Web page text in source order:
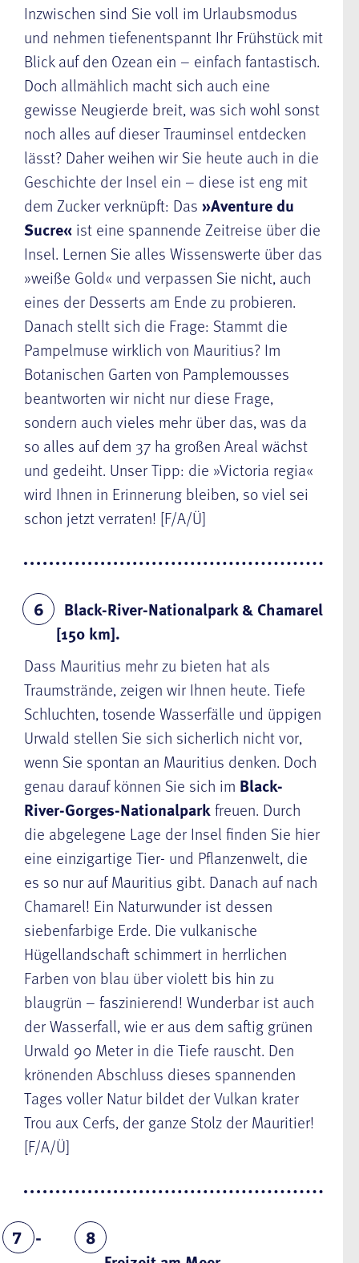
Inzwischen sind Sie voll im Urlaubsmodus
und nehmen tiefenentspannt Ihr Frühstück mit
Blick auf den Ozean ein – einfach fantastisch.
Doch allmählich macht sich auch eine
gewisse Neugierde breit, was sich wohl sonst
noch alles auf dieser Trauminsel entdecken
lässt? Daher weihen wir Sie heute auch in die
Geschichte der Insel ein – diese ist eng mit
dem Zucker verknüpft: Das »Aventure du
Sucre« ist eine spannende Zeitreise über die
Insel. Lernen Sie alles Wissenswerte über das
»weiße Gold« und verpassen Sie nicht, auch
eines der Desserts am Ende zu probieren.
Danach stellt sich die Frage: Stammt die
Pampelmuse wirklich von Mauritius? Im
Botanischen Garten von Pamplemousses
beantworten wir nicht nur diese Frage,
sondern auch vieles mehr über das, was da
so alles auf dem 37 ha großen Areal wächst
und gedeiht. Unser Tipp: die »Victoria regia«
wird Ihnen in Erinnerung bleiben, so viel sei
schon jetzt verraten! [F/A/Ü]
6
Black-River-Nationalpark & Chamarel
[150 km].
Dass Mauritius mehr zu bieten hat als
Traumstrände, zeigen wir Ihnen heute. Tiefe
Schluchten, tosende Wasserfälle und üppigen
Urwald stellen Sie sich sicherlich nicht vor,
wenn Sie spontan an Mauritius denken. Doch
genau darauf können Sie sich im Black-
River-Gorges-Nationalparkfreuen. Durch
die abgelegene Lage der Insel finden Sie hier
eine einzigartige Tier- und Pflanzenwelt, die
es so nur auf Mauritius gibt. Danach auf nach
Chamarel! Ein Naturwunder ist dessen
siebenfarbige Erde. Die vulkanische
Hügellandschaft schimmert in herrlichen
Farben von blau über violett bis hin zu
blaugrün – faszinierend! Wunderbar ist auch
der Wasserfall, wie er aus dem saftig grünen
Urwald 90 Meter in die Tiefe rauscht. Den
krönenden Abschluss dieses spannenden
Tages voller Natur bildet der Vulkan krater
Trou aux Cerfs, der ganze Stolz der Mauritier!
[F/A/Ü]
7 8